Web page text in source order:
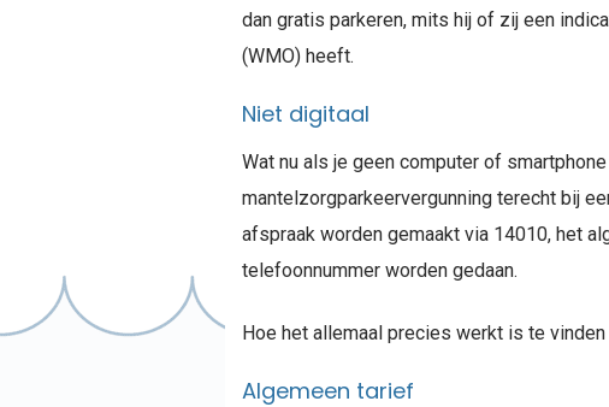
dan gratis parkeren, mits hij of zij een
(WMO) heeft.
Niet digitaal
Wat nu als je geen computer of
mantelzorgparkeervergunning terecht bij
afspraak worden gemaakt via 14010, het
telefoonnummer worden gedaan.
Hoe het allemaal precies werkt is te
Algemeen tarief